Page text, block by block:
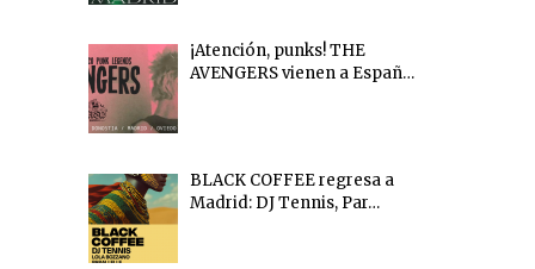
¡Atención, punks! THE
AVENGERS vienen a Españ…
BLACK COFFEE regresa a
Madrid: DJ Tennis, Par…